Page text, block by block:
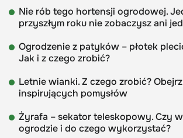
Nie rób tego hortensji ogrodowej.
przyszłym roku nie zobaczysz ani
Ogrodzenie z patyków – płotek
Jak i z czego zrobić?
Letnie wianki. Z czego zrobić?
inspirujących pomysłów
Żyrafa – sekator teleskopowy. Czy
ogrodzie i do czego wykorzystać?